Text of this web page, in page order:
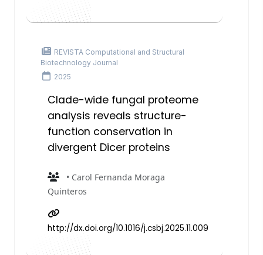
REVISTA Computational and Structural
Biotechnology Journal
2025
Clade-wide fungal proteome
analysis reveals structure-
function conservation in
divergent Dicer proteins
• Carol Fernanda Moraga
Quinteros
http://dx.doi.org/10.1016/j.csbj.2025.11.009